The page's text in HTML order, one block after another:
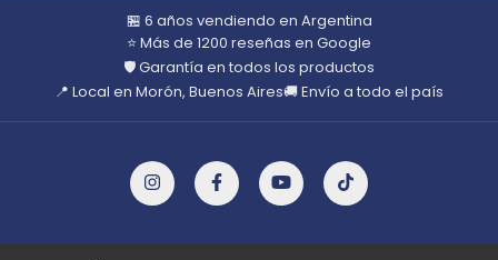
🏪 6 años vendiendo en Argentina
⭐ Más de 1200 reseñas en Google
🛡️ Garantía en todos los productos
📍 Local en Morón, Buenos Aires🚚 Envío a todo el país